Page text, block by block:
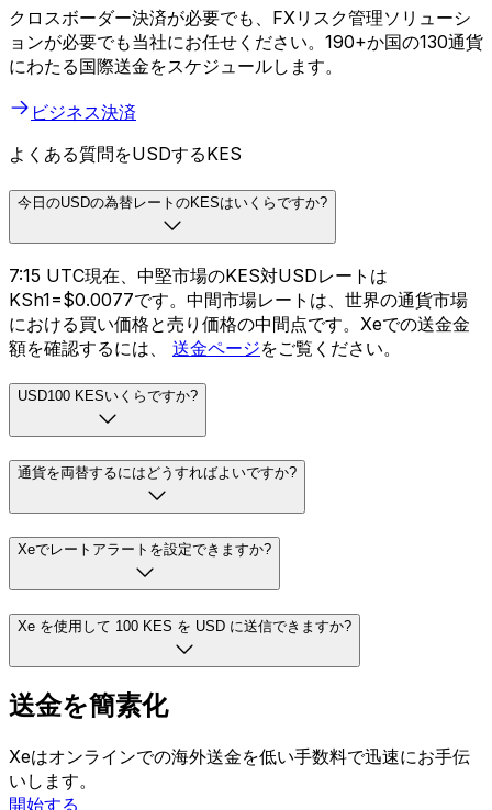
クロスボーダー決済が必要でも、FXリスク管理ソリューシ
ョンが必要でも当社にお任せください。190+か国の130通貨
にわたる国際送金をスケジュールします。
ビジネス決済
よくある質問をUSDするKES
今日のUSDの為替レートのKESはいくらですか?
7:15 UTC現在、中堅市場のKES対USDレートは
KSh1=$0.0077です。中間市場レートは、世界の通貨市場
における買い価格と売り価格の中間点です。Xeでの送金金
額を確認するには、 送金ページをご覧ください。
USD100 KESいくらですか?
通貨を両替するにはどうすればよいですか?
Xeでレートアラートを設定できますか?
Xe を使用して 100 KES を USD に送信できますか?
送金を簡素化
Xeはオンラインでの海外送金を低い手数料で迅速にお手伝
いします。
開始する